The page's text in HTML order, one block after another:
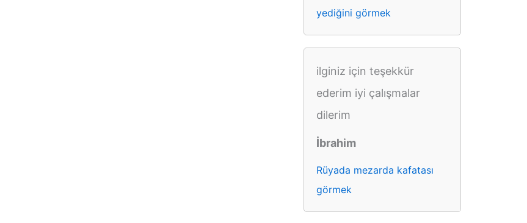
yediğini görmek
ilginiz için teşekkür
ederim iyi çalışmalar
dilerim
İbrahim
Rüyada mezarda kafatası
görmek